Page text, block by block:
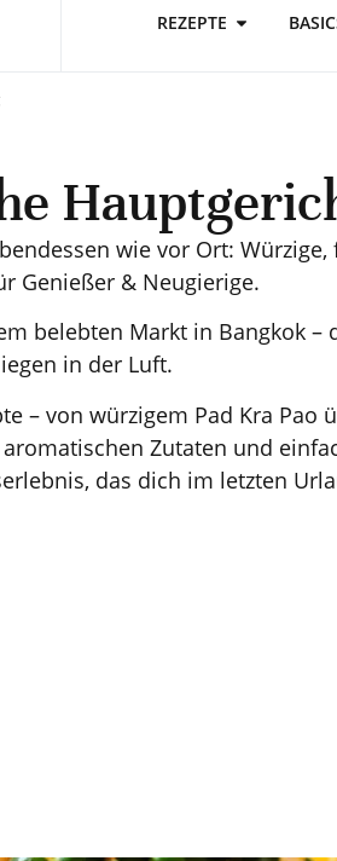
REZEPTE
wie vor Ort:
Genießer & Neugierige.
belebten Markt in Bangkok –
in der Luft.
– von würzigem Pad Kra Pao
Zutaten und
das dich im letzten